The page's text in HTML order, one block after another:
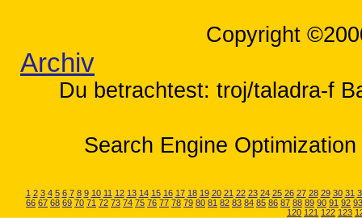
Copyright
Archiv
Du betrachtest: troj/taladra-f
Search Engine
1 2 3 4 5 6 7 8 9 10 11 12 13 14 15 16 17 18 19 20 21 22 23 24 25 26 27 28 29 30 31
66 67 68 69 70 71 72 73 74 75 76 77 78 79 80 81 82 83 84 85 86 87 88 89 90 91 92 93
120 121 122 123